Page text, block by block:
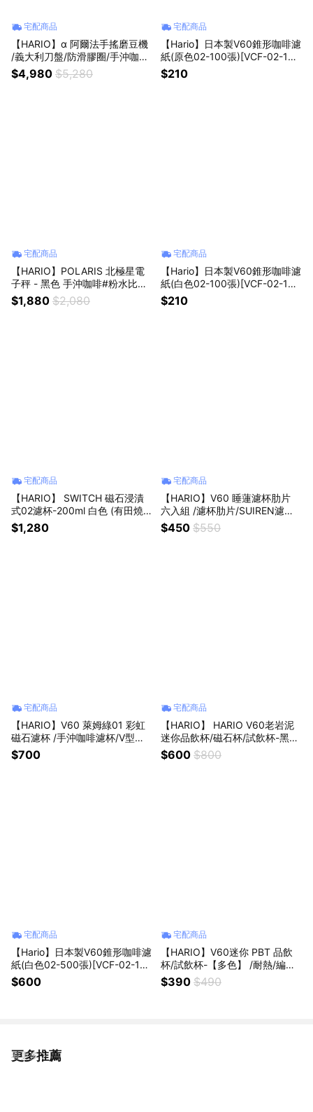
宅配商品
【HARIO】α 阿爾法手搖磨豆機
/義大利刀盤/防滑膠圈/手沖咖啡/
台灣製造
$4,980 $5,280
宅配商品
【Hario】日本製V60錐形咖啡濾
紙(原色02-100張)[VCF-02-100
M](台灣總代貨源)
$210
宅配商品
【HARIO】POLARIS 北極星電
子秤 - 黑色 手沖咖啡#粉水比自
由設定#分段注水#自動計時#常
規模式#乾電池供電#CST-2000
$1,880 $2,080
宅配商品
【Hario】日本製V60錐形咖啡濾
紙(白色02-100張)[VCF-02-100
W](台灣總代貨源)
$210
宅配商品
【HARIO】 SWITCH 磁石浸漬
式02濾杯-200ml 白色 (有田燒)
/咖啡濾杯/V型濾杯/V60/聰明濾
杯/陶瓷濾杯/浸漬式/有田燒
$1,280
宅配商品
【HARIO】V60 睡蓮濾杯肋片
六入組 /濾杯肋片/SUIREN濾杯/
V型/樹脂濾杯/錐形濾杯/花瓣濾
杯/露營/收納/底座分離 禮物 送
$450 $550
宅配商品
【HARIO】V60 萊姆綠01 彩虹
磁石濾杯 /手沖咖啡濾杯/V型濾
杯/有田燒/陶瓷濾杯/錐形濾杯/彩
色磁石/VDC/VDCR
$700
宅配商品
【HARIO】 HARIO V60老岩泥
迷你品飲杯/磁石杯/試飲杯-黑／
白 CUP-TAU-B/CUP-TAU-W /陶
作坊濾杯/咖啡展 禮物 禮品 生日
$600 $800
宅配商品
【Hario】日本製V60錐形咖啡濾
紙(白色02-500張)[VCF-02-100
W](台灣總代貨源)
$600
宅配商品
【HARIO】V60迷你 PBT 品飲
杯/試飲杯-【多色】 /耐熱/編織
掛繩/輕便/咖啡展 禮物 禮品 生
日 送禮 母親節 情人節 交換禮物
$390 $490
更多推薦
看更多